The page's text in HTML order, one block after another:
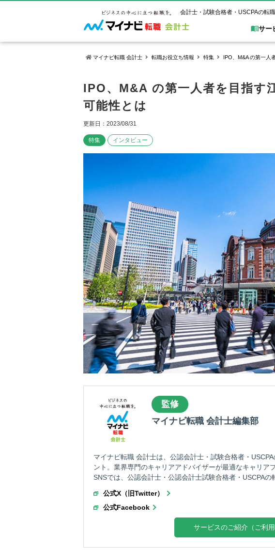
会計士・試験合格者・USCPAの転
サー
サービス紹介
マイナビ転職 会計士とは？
転職お役立ち情報
ご状況別転職ガイド
業界情報
会計士試験情報
求人情報
保有資格別求人情報
マイナビ転職 会計士 転職お役立ち情報 特集 IPO、M&A の第一人
IPO、M&A の第一人者を目指す
可能性とは
更新日：2023/08/31
特集 インタビュー
監修
マイナビ転職 会計士編集部
マイナビ転職 会計士は、公認会計士・試験合格者・
ント。業界専門のキャリアアドバイザーが最適なキャリア
SNSでは、公認会計士・公認会計士試験合格者・USCPAの
公式X（旧Twitter）
公式Facebook
サービスのご紹介（ご利用